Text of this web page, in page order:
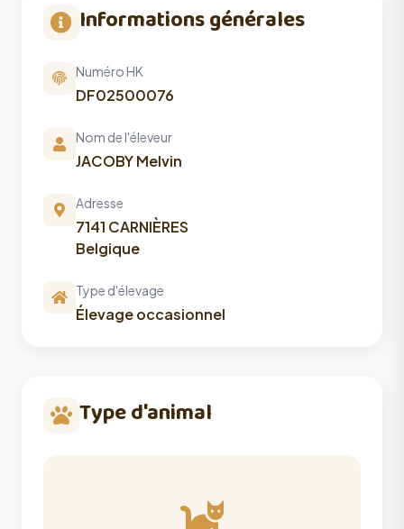
Informations générales
Numéro HK
DF02500076
Nom de l'éleveur
JACOBY Melvin
Adresse
7141 CARNIÈRES
Belgique
Type d'élevage
Élevage occasionnel
Type d'animal